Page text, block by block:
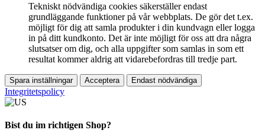
Tekniskt nödvändiga cookies säkerställer endast
grundläggande funktioner på vår webbplats. De gör det t.ex.
möjligt för dig att samla produkter i din kundvagn eller logga
in på ditt kundkonto. Det är inte möjligt för oss att dra några
slutsatser om dig, och alla uppgifter som samlas in som ett
resultat kommer aldrig att vidarebefordras till tredje part.
Spara inställningar Acceptera Endast nödvändiga
Integritetspolicy
Bist du im richtigen Shop?